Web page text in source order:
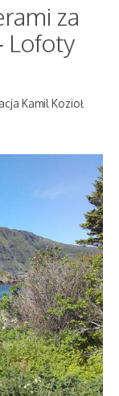
za
Lofoty
Kamil Kozioł